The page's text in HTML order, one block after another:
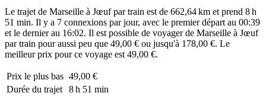
Le trajet de Marseille à Jœuf par train est de 662,64 km et prend 8 h
51 min. Il y a 7 connexions par jour, avec le premier départ au 00:39
et le dernier au 16:02. Il est possible de voyager de Marseille à Jœuf
par train pour aussi peu que 49,00 € ou jusqu'à 178,00 €. Le
meilleur prix pour ce voyage est 49,00 €.
Prix ​​le plus bas 49,00 €
Durée du trajet
8 h 51 min